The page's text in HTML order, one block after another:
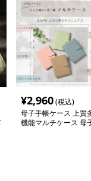
¥2,960(税込)
母子手帳ケース 上質
機能マルチケース 母